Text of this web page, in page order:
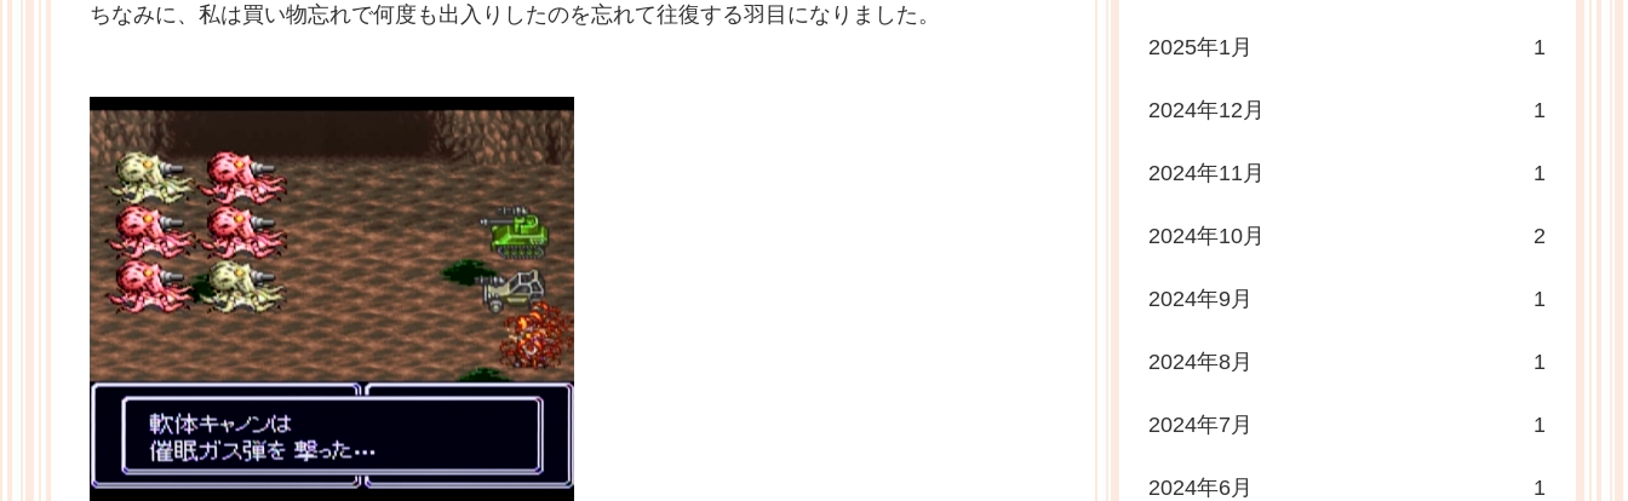
ちなみに、私は買い物忘れで何度も出入りしたのを忘れて往復する羽目になりました。
2025年1月 1
2024年12月 1
2024年11月 1
2024年10月 2
2024年9月 1
2024年8月 1
2024年7月 1
2024年6月 1